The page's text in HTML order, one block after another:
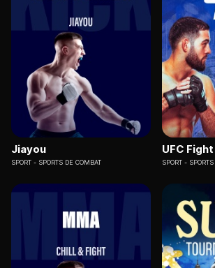
Jiayou
SPORT SPORTS DE COMBAT
UFC
SPORT